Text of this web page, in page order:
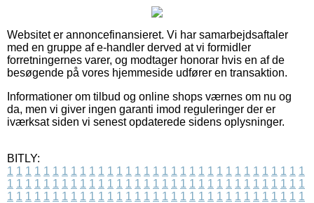
Websitet er annoncefinansieret. Vi har samarbejdsaftaler
med en gruppe af e-handler derved at vi formidler
forretningernes varer, og modtager honorar hvis en af de
besøgende på vores hjemmeside udfører en transaktion.
Informationer om tilbud og online shops værnes om nu og
da, men vi giver ingen garanti imod reguleringer der er
iværksat siden vi senest opdaterede sidens oplysninger.
BITLY:
1 1 1 1 1 1 1 1 1 1 1 1 1 1 1 1 1 1 1 1 1 1 1 1 1 1 1 1 1 1 1 1 1
1 1 1 1 1 1 1 1 1 1 1 1 1 1 1 1 1 1 1 1 1 1 1 1 1 1 1 1 1 1 1 1 1
1 1 1 1 1 1 1 1 1 1 1 1 1 1 1 1 1 1 1 1 1 1 1 1 1 1 1 1 1 1 1 1 1